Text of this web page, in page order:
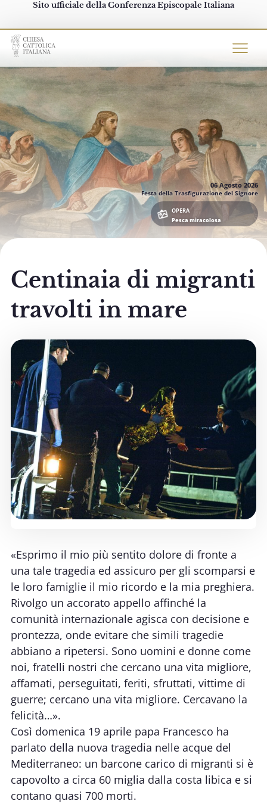
Sito ufficiale della Conferenza Episcopale Italiana
Chiesacattolica.it
06 Agosto 2026
Festa della Trasfigurazione del Signore
OPERA
Pesca miracolosa
Centinaia di migranti
travolti in mare
«Esprimo il mio più sentito dolore di fronte a
una tale tragedia ed assicuro per gli scomparsi e
le loro famiglie il mio ricordo e la mia preghiera.
Rivolgo un accorato appello affinché la
comunità internazionale agisca con decisione e
prontezza, onde evitare che simili tragedie
abbiano a ripetersi. Sono uomini e donne come
noi, fratelli nostri che cercano una vita migliore,
affamati, perseguitati, feriti, sfruttati, vittime di
guerre; cercano una vita migliore. Cercavano la
felicità…».
Così domenica 19 aprile papa Francesco ha
parlato della nuova tragedia nelle acque del
Mediterraneo: un barcone carico di migranti si è
capovolto a circa 60 miglia dalla costa libica e si
contano quasi 700 morti.